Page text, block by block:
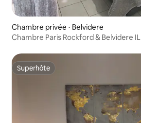
Chambre privée ⋅ Belvidere
Chambre Paris Rockford & Belvidere IL
Superhôte
Superhôte